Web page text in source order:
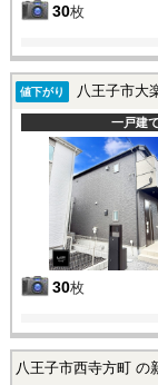
30枚
値下がり 八王子市大
一戸建て
30枚
八王子市西寺方町 の